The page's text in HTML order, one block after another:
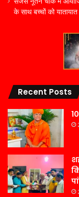
के साथ बच्चों को यातायात
Recent Posts